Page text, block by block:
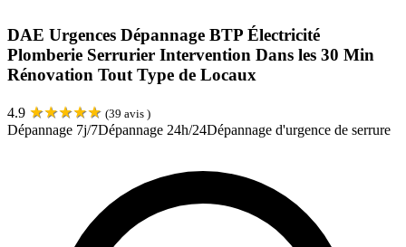
DAE Urgences Dépannage BTP Électricité
Plomberie Serrurier Intervention Dans les 30 Min
Rénovation Tout Type de Locaux
4.9 ★★★★★ (39 avis )
Dépannage 7j/7Dépannage 24h/24Dépannage d'urgence de serrure